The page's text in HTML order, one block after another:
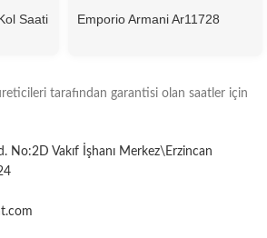
Saati
Emporio Armani Ar11728
tarafından garantisi olan saatler için
No:2D Vakıf İşhanı Merkez\Erzincan